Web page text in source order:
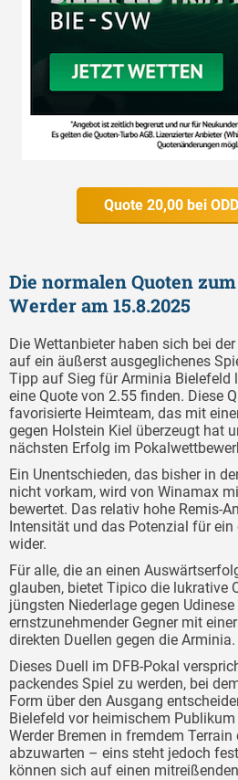
Quote 20,00 bei
Die normalen Quoten
Werder am 15.8.2025
Die Wettanbieter haben sich bei
auf ein äußerst ausgeglichenes
Tipp auf Sieg für Arminia Bielefeld
eine Quote von 2.55 finden. Diese
favorisierte Heimteam, das mit
gegen Holstein Kiel überzeugt hat
nächsten Erfolg im
Ein Unentschieden, das bisher in
nicht vorkam, wird von Winamax
bewertet. Das relativ hohe Remis-
Intensität und das Potenzial für
wider.
Für alle, die an einen
glauben, bietet Tipico die lukrative
jüngsten Niederlage gegen
ernstzunehmender Gegner mit
direkten Duellen gegen die Arminia.
Dieses Duell im DFB-Pokal
packendes Spiel zu werden, bei
Form über den Ausgang
Bielefeld vor heimischem
Werder Bremen in fremdem
abzuwarten – eins steht jedoch
können sich auf einen